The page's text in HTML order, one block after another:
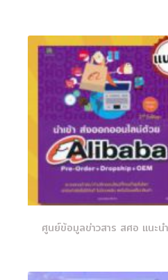
ศูนย์ข้อมูลข่าวสาร สศอ แนะน